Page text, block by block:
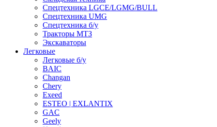
Спецтехника LGCE/LGMG/BULL
Спецтехника UMG
Спецтехника б/у
Тракторы МТЗ
Экскаваторы
Легковые
Легковые б/у
BAIC
Changan
Chery
Exeed
ESTEO | EXLANTIX
GAC
Geely